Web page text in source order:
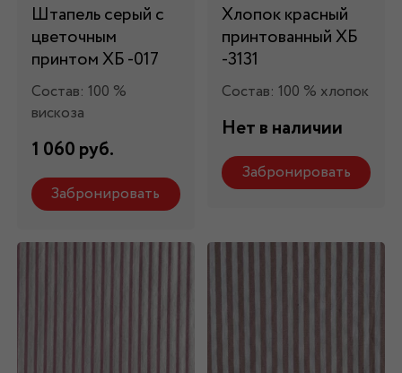
Штапель серый с
цветочным
принтом ХБ -017
Состав: 100 %
вискоза
1 060 руб.
Забронировать
Хлопок красный
принтованный ХБ
-3131
Состав: 100 % хлопок
Нет в наличии
Забронировать